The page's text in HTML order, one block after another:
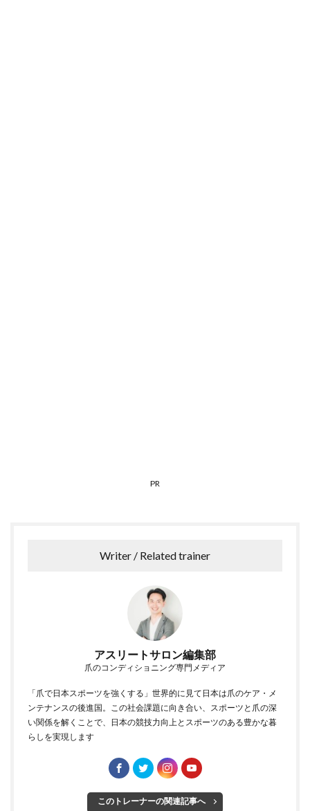
PR
Writer / Related trainer
アスリートサロン編集部
爪のコンディショニング専門メディア
「爪で日本スポーツを強くする」世界的に見て日本は爪のケア・メ
ンテナンスの後進国。この社会課題に向き合い、スポーツと爪の深
い関係を解くことで、日本の競技力向上とスポーツのある豊かな暮
らしを実現します
このトレーナーの関連記事へ